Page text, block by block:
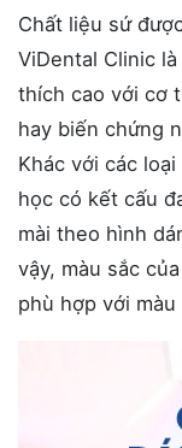
Chất liệu sứ
ViDental Clinic
thích cao với cơ
hay biến chứng
Khác với các
học có kết cấu
mài theo hình
vậy, màu sắc
phù hợp với màu